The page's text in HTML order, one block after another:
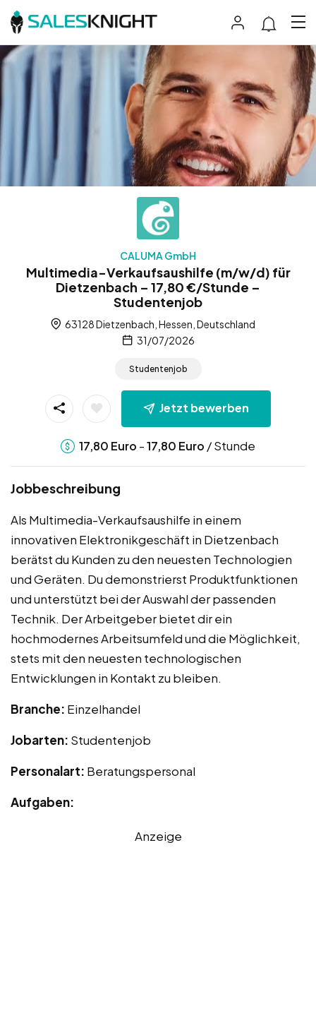
CALUMA GmbH
Multimedia-Verkaufsaushilfe (m/w/d) für
Dietzenbach – 17,80 €/Stunde –
Studentenjob
63128 Dietzenbach, Hessen, Deutschland
31/07/2026
Studentenjob
Jetzt bewerben
17,80 Euro -17,80 Euro / Stunde
Jobbeschreibung
Als Multimedia-Verkaufsaushilfe in einem
innovativen Elektronikgeschäft in Dietzenbach
berätst du Kunden zu den neuesten Technologien
und Geräten. Du demonstrierst Produktfunktionen
und unterstützt bei der Auswahl der passenden
Technik. Der Arbeitgeber bietet dir ein
hochmodernes Arbeitsumfeld und die Möglichkeit,
stets mit den neuesten technologischen
Entwicklungen in Kontakt zu bleiben.
Branche: Einzelhandel
Jobarten: Studentenjob
Personalart: Beratungspersonal
Aufgaben:
Anzeige